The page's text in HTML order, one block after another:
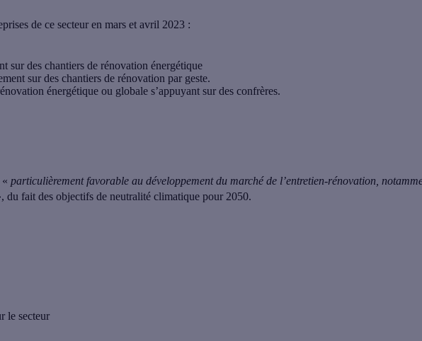
de ce secteur en mars et avril 2023 :
sur des chantiers de rénovation énergétique
sur des chantiers de rénovation par geste.
énergétique ou globale s’appuyant sur des confrères.
particulièrement favorable au développement du marché de l’entretien-rénovation,
du fait des objectifs de neutralité climatique pour 2050.
le secteur